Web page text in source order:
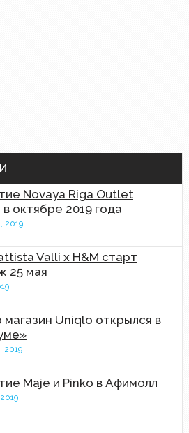
Novaya Riga Outlet
октябре 2019 года
2019
Valli x H&M старт
25 мая
магазин Uniqlo открылся в
2019
Maje и Pinko в Афимолл